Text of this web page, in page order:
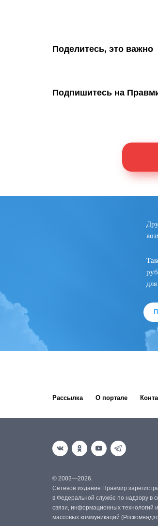
Поделитесь, это важно
Подпишитесь на
Рассылка О портале
© 2003—2026.
Сетевое издание Правмир
в Федеральной службе по надзору в
связи, информационных технологий и
массовых коммуникаций